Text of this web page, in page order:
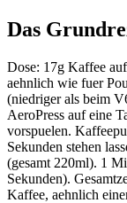
Das
Dose: 17g Kaffee
aehnlich wie fuer
(niedriger als beim
AeroPress auf eine
vorspuelen.
Sekunden stehen
(gesamt 220ml). 1
Sekunden).
Kaffee, aehnlich